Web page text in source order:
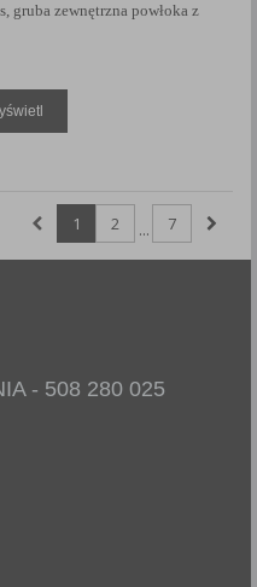
gruba zewnętrzna powłoka z
1 2 ... 7
- 508 280 025